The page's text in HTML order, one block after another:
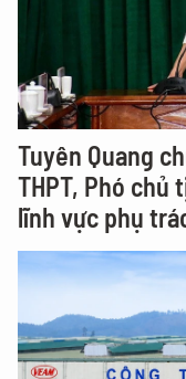
Tuyên Quang
THPT, Phó chủ
lĩnh vực phụ